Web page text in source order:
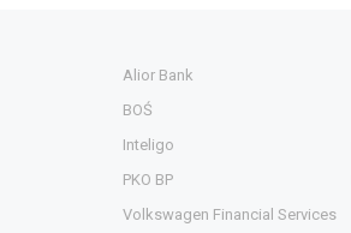
Alior Bank
BOŚ
Inteligo
PKO BP
Volkswagen Financial Services